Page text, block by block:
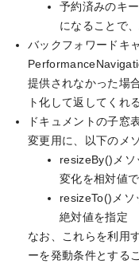
予約済みのキ
になることで
バックフォワードキ
提供されなかった場
ト化して返してくれ
ドキュメントの子窓
変更用に、以下のメ
resizeBy()メ
変化を相対値
resizeTo()メ
絶対値を指定
なお、これらを利用
ーを発動条件とする